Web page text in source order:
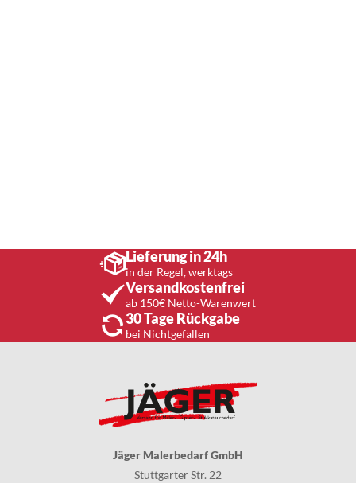
Lieferung in 24h
in der Regel, werktags
Versandkostenfrei
ab 150€ Netto-Warenwert
30 Tage Rückgabe
bei Nichtgefallen
Jäger Malerbedarf GmbH
Stuttgarter Str. 22